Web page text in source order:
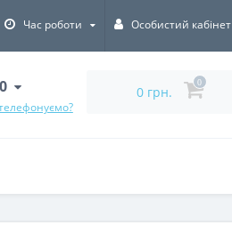
Час роботи Особистий кабінет
0 грн.
0